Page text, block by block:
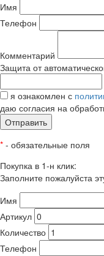
Имя
Телефон
Комментарий
Защита от
я ознакомлен с
даю согласия на
Отправить
* - обязательные поля
Покупка в 1-н клик:
Заполните пожалуйста
Имя
Артикул
Количество
Телефон